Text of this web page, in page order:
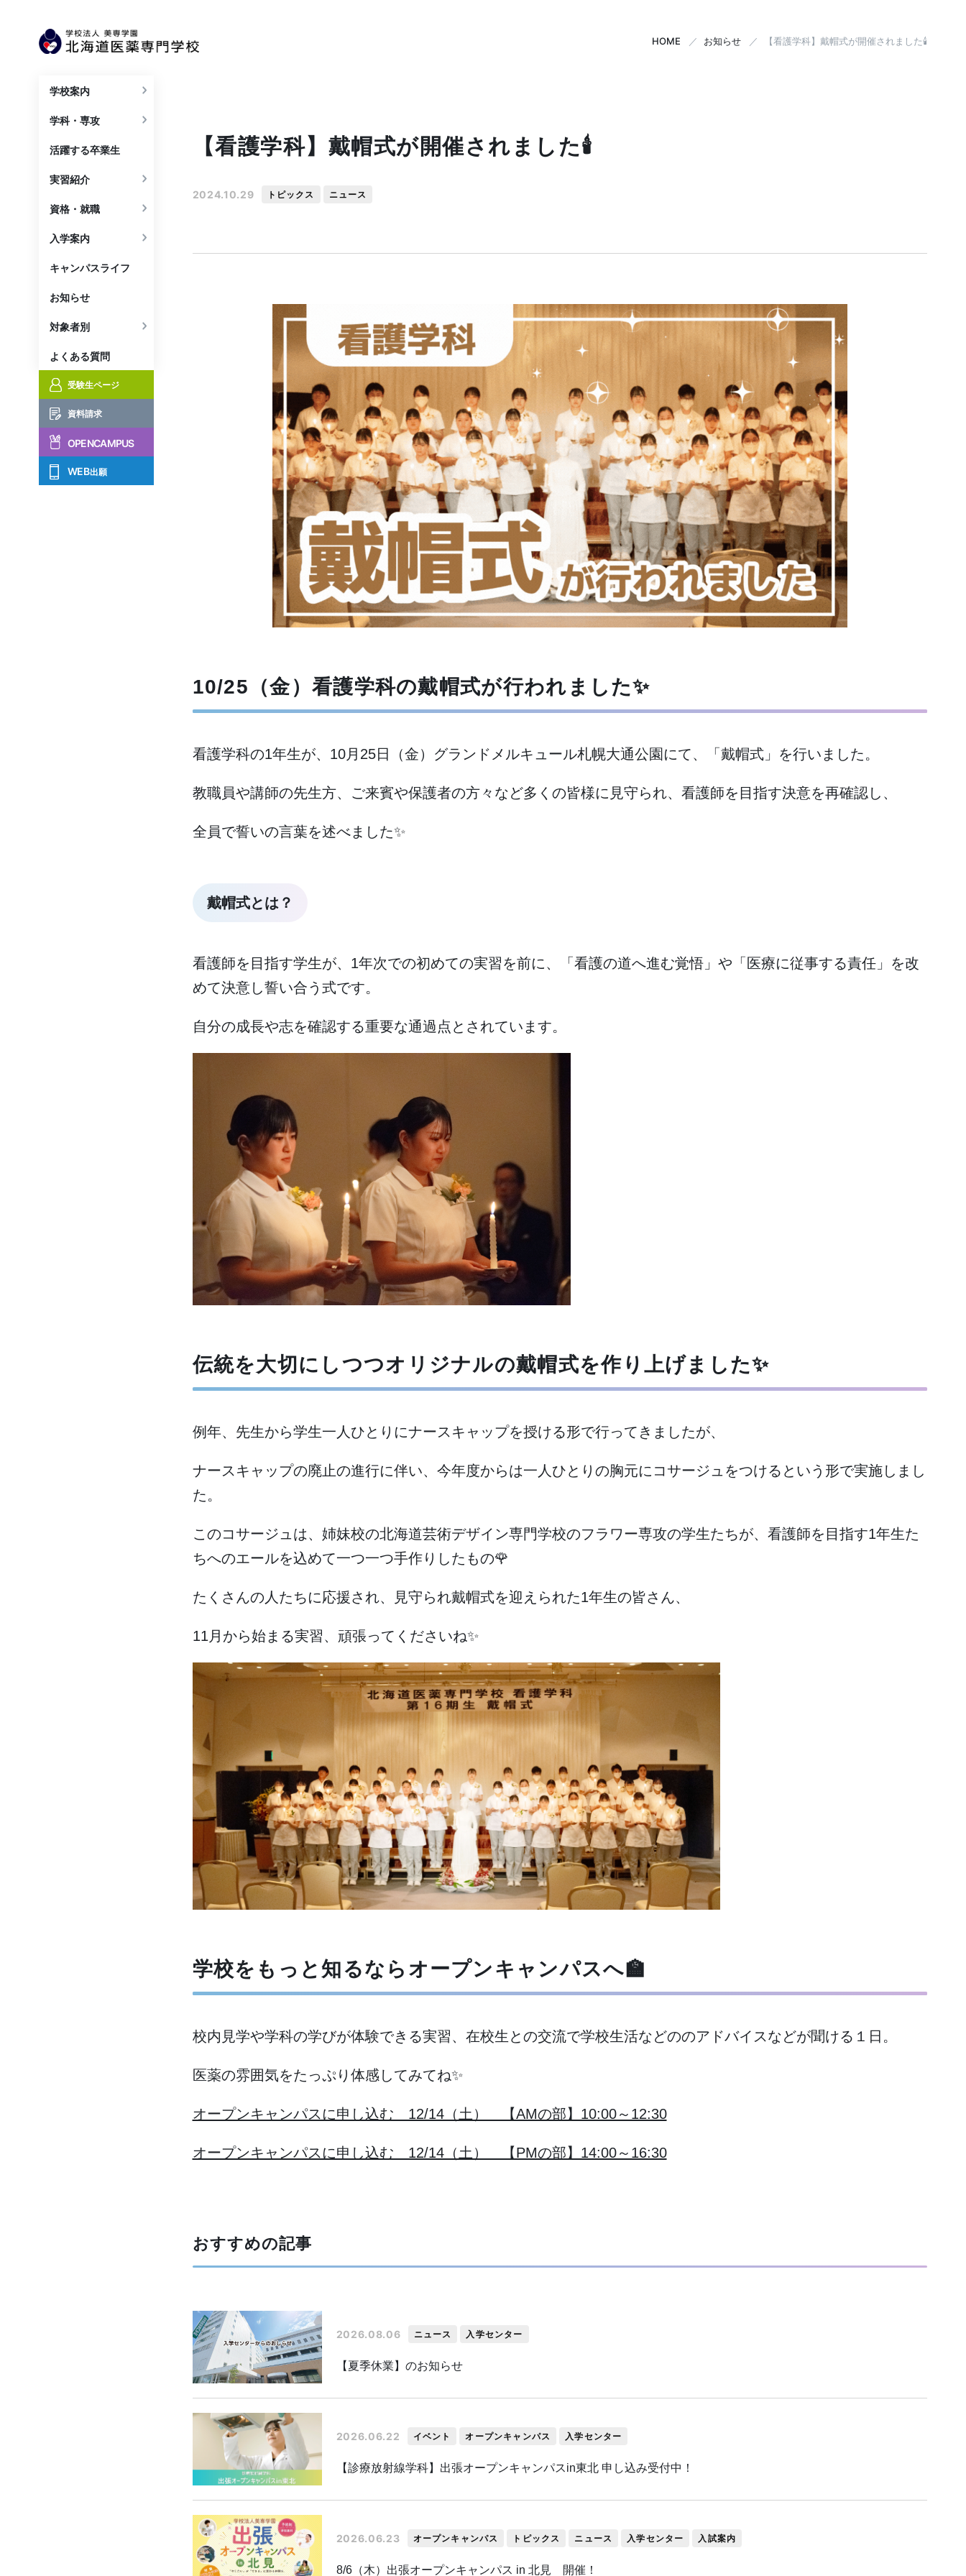
学校案内
学科・専攻
活躍する卒業生
実習紹介
資格・就職
入学案内
キャンパスライフ
お知らせ
対象者別
よくある質問
受験生ページ
資料請求
OPENCAMPUS
WEB出願
HOME お知らせ 【看護学科】戴帽式が開催されました🕯️
【看護学科】戴帽式が開催されました🕯️
2024.10.29 トピックス ニュース
10/25（金）看護学科の戴帽式が行われました✨
看護学科の1年生が、10月25日（金）グランドメルキュール札幌大通公園にて、「戴帽式」を行いました。
教職員や講師の先生方、ご来賓や保護者の方々など多くの皆様に見守られ、看護師を目指す決意を再確認し、
全員で誓いの言葉を述べました✨
戴帽式とは？
看護師を目指す学生が、1年次での初めての実習を前に、「看護の道へ進む覚悟」や「医療に従事する責任」を改
めて決意し誓い合う式です。
自分の成長や志を確認する重要な通過点とされています。
伝統を大切にしつつオリジナルの戴帽式を作り上げました✨
例年、先生から学生一人ひとりにナースキャップを授ける形で行ってきましたが、
ナースキャップの廃止の進行に伴い、今年度からは一人ひとりの胸元にコサージュをつけるという形で実施しまし
た。
このコサージュは、姉妹校の北海道芸術デザイン専門学校のフラワー専攻の学生たちが、看護師を目指す1年生た
ちへのエールを込めて一つ一つ手作りしたもの🌹
たくさんの人たちに応援され、見守られ戴帽式を迎えられた1年生の皆さん、
11月から始まる実習、頑張ってくださいね✨
学校をもっと知るならオープンキャンパスへ🏫
校内見学や学科の学びが体験できる実習、在校生との交流で学校生活などののアドバイスなどが聞ける１日。
医薬の雰囲気をたっぷり体感してみてね✨
オープンキャンパスに申し込む 12/14（土） 【AMの部】10:00～12:30
オープンキャンパスに申し込む 12/14（土） 【PMの部】14:00～16:30
おすすめの記事
2026.08.06 ニュース 入学センター
【夏季休業】のお知らせ
2026.06.22 イベント オープンキャンパス 入学センター
【診療放射線学科】出張オープンキャンパスin東北 申し込み受付中！
2026.06.23 オープンキャンパス トピックス ニュース 入学センター 入試案内
8/6（木）出張オープンキャンパス in 北見 開催！